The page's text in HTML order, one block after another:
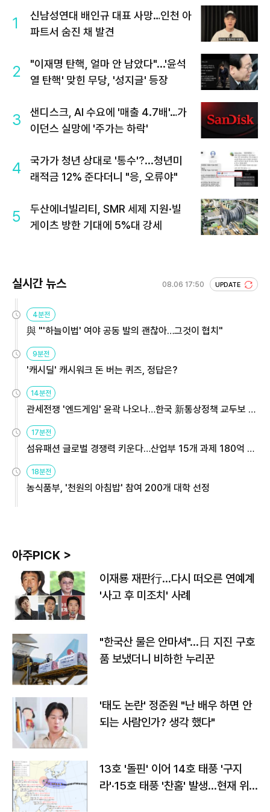
1
신남성연대 배인규 대표 사망…인천 아
파트서 숨진 채 발견
2
"이재명 탄핵, 얼마 안 남았다"...'윤석
열 탄핵' 맞힌 무당, '성지글' 등장
3
샌디스크, AI 수요에 '매출 4.7배'…가
이던스 실망에 '주가는 하락'
4
국가가 청년 상대로 '통수'?...청년미
래적금 12% 준다더니 "응, 오류야"
5
두산에너빌리티, SMR 세제 지원·빌
게이츠 방한 기대에 5%대 강세
실시간 뉴스 08.06 17:50 UPDATE
4분전
與 "'하늘이법' 여야 공동 발의 괜찮아…그것이 협치"
9분전
'캐시딜' 캐시워크 돈 버는 퀴즈, 정답은?
14분전
관세전쟁 '엔드게임' 윤곽 나오나…한국 新통상정책 교두보 활
17분전
섬유패션 글로벌 경쟁력 키운다…산업부 15개 과제 180억 지
18분전
농식품부, '천원의 아침밥' 참여 200개 대학 선정
아주PICK >
이재룡 재판行…다시 떠오른 연예계
'사고 후 미조치' 사례
"한국산 물은 안마셔"…日 지진 구호
품 보냈더니 비하한 누리꾼
'태도 논란' 정준원 "난 배우 하면 안
되는 사람인가? 생각 했다"
13호 '돌핀' 이어 14호 태풍 '구지
라'·15호 태풍 '찬홈' 발생…현재 위